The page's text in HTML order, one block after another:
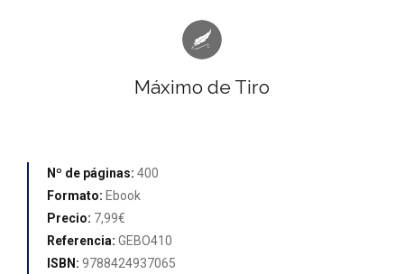
Máximo de Tiro
Nº de páginas: 400
Formato: Ebook
Precio: 7,99€
Referencia: GEBO410
ISBN: 9788424937065